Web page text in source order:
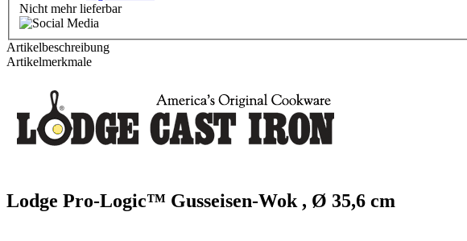
Nicht mehr lieferbar
Artikelbeschreibung
Artikelmerkmale
Lodge Pro-Logic™ Gusseisen-Wok , Ø 35,6 cm